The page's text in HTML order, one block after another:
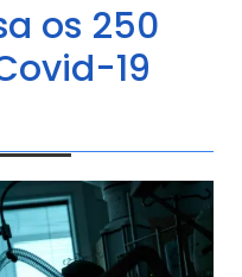
os 250
19